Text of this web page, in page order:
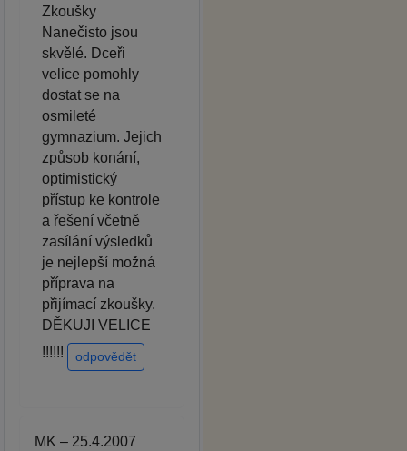
Zkoušky
Nanečisto jsou
skvělé. Dceři
velice pomohly
dostat se na
osmileté
gymnazium. Jejich
způsob konání,
optimistický
přístup ke kontrole
a řešení včetně
zasílání výsledků
je nejlepší možná
příprava na
přijímací zkoušky.
DĚKUJI VELICE
!!!!!!
odpovědět
MK – 25.4.2007